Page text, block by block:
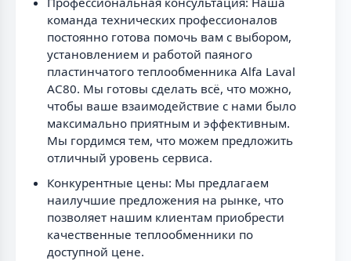
команда технических профессионалов
постоянно готова помочь вам с выбором,
установлением и работой паяного
пластинчатого теплообменника Alfa Laval
AC80. Мы готовы сделать всё, что можно,
чтобы ваше взаимодействие с нами было
максимально приятным и эффективным.
Мы гордимся тем, что можем предложить
отличный уровень сервиса.
Конкурентные цены: Мы предлагаем
наилучшие предложения на рынке, что
позволяет нашим клиентам приобрести
качественные теплообменники по
доступной цене.